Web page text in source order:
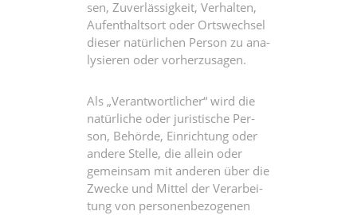
sen, Zuver­läs­sig­keit, Ver­hal­ten,
Auf­ent­halts­ort oder Orts­wech­sel
die­ser natür­li­chen Per­son zu ana­
ly­sie­ren oder vorherzusagen.
Als „Ver­ant­wort­li­cher“ wird die
natür­li­che oder juris­ti­sche Per­
son, Behör­de, Ein­rich­tung oder
ande­re Stel­le, die allein oder
gemein­sam mit ande­ren über die
Zwe­cke und Mit­tel der Ver­ar­bei­
tung von per­so­nen­be­zo­ge­nen